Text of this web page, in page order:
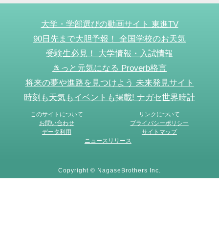
大学・学部選びの動画サイト 東進TV
90日先まで大胆予報！ 全国学校のお天気
受験生必見！ 大学情報・入試情報
きっと元気になる Proverb格言
将来の夢や進路を見つけよう 未来発見サイト
時刻も天気もイベントも掲載! ナガセ世界時計
このサイトについて
リンクについて
お問い合わせ
プライバシーポリシー
データ利用
サイトマップ
ニュースリリース
Copyright © NagaseBrothers Inc.